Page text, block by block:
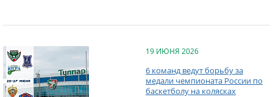
19 ИЮНЯ 2026
6 команд ведут борьбу за
медали чемпионата России по
баскетболу на колясках